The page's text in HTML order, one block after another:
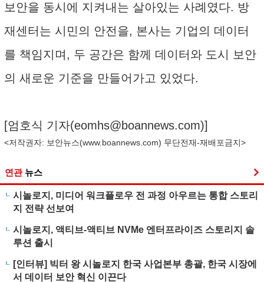
보안을 동시에 지켜내는 살아있는 사례였다. 방
재센터는 시민의 안전을, 본사는 기업의 데이터
를 책임지며, 두 공간은 함께 데이터와 도시 보안
의 새로운 기준을 만들어가고 있었다.
[엄호식 기자(eomhs@boannews.com)]
<저작권자: 보안뉴스(www.boannews.com) 무단전재-재배포금지>
연관 뉴스
시놀로지, 미디어 워크플로우 전 과정 아우르는 통합 스토리
지 전략 선보여
시놀로지, 액티브-액티브 NVMe 엔터프라이즈 스토리지 솔
루션 출시
[인터뷰] 빅터 왕 시놀로지 한국 사업본부 총괄, 한국 시장에
서 데이터 보안 혁신 이끈다